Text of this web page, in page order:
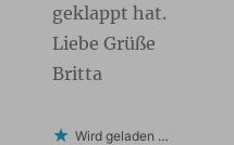
geklappt hat.
Liebe Grüße
Britta
Wird geladen …